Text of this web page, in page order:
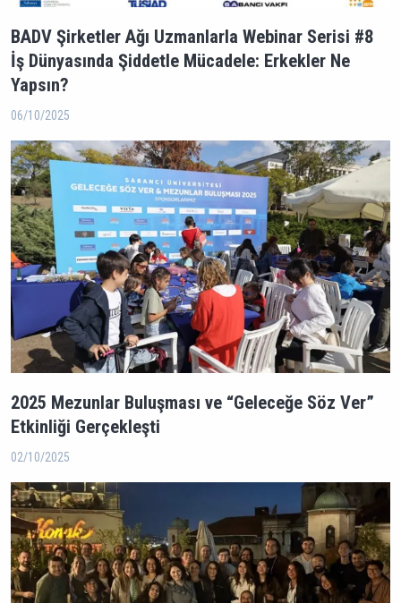
BADV Şirketler Ağı Uzmanlarla Webinar Serisi #8
İş Dünyasında Şiddetle Mücadele: Erkekler Ne
Yapsın?
06/10/2025
2025 Mezunlar Buluşması ve “Geleceğe Söz Ver”
Etkinliği Gerçekleşti
02/10/2025